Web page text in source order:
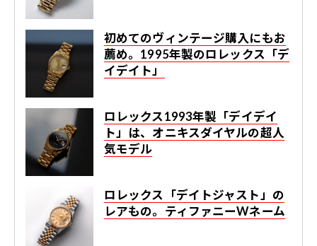
初めてのヴィンテージ購入にもお
薦め。1995年製のロレックス「デ
イデイト」
ロレックス1993年製「デイデイ
ト」は、オニキスダイヤルの超人
気モデル
ロレックス「デイトジャスト」の
レアもの。ティファニーWネーム